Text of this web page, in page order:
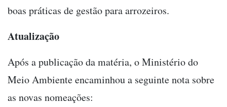
boas práticas de gestão para arrozeiros.
Atualização
Após a publicação da matéria, o Ministério do
Meio Ambiente encaminhou a seguinte nota sobre
as novas nomeações: